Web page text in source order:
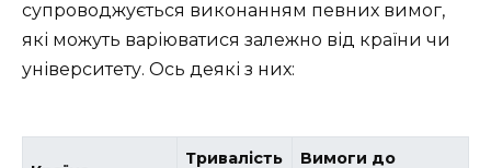
супроводжується виконанням певних вимог,
які можуть варіюватися залежно від країни чи
університету. Ось деякі з них:
Тривалість
Вимоги до